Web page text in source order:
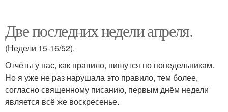
Две последних недели апреля.
(Недели 15-16/52).
Отчёты у нас, как правило, пишутся по понедельникам.
Но я уже не раз нарушала это правило, тем более,
согласно священному писанию, первым днём недели
является всё же воскресенье.